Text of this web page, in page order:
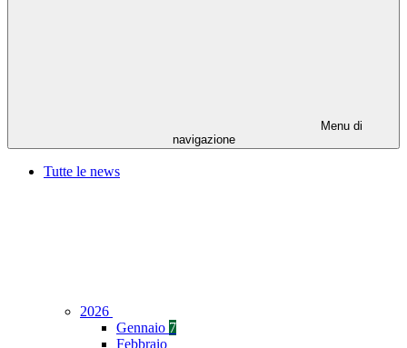
Menu di
navigazione
Tutte le news
2026
Gennaio 7
Febbraio